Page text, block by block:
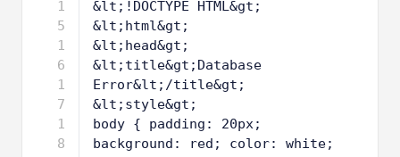
1
0
1
1
1
2
1
3
1
4
1
5
1
?&gt;
&lt;!DOCTYPE HTML&gt;
&lt;html&gt;
&lt;head&gt;
&lt;title&gt;Database
Error&lt;/title&gt;
&lt;style&gt;